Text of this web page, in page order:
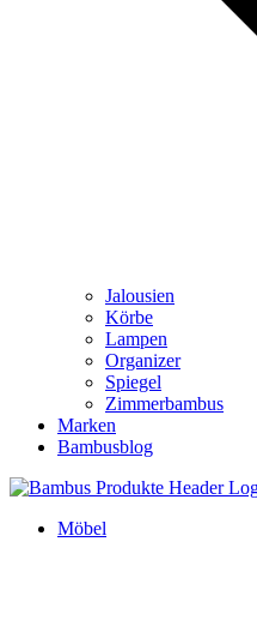
Jalousien
Körbe
Lampen
Organizer
Spiegel
Zimmerbambus
Marken
Bambusblog
Möbel